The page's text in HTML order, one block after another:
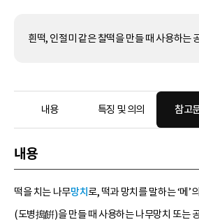
흰떡, 인절미 같은 찰떡을 만들 때 사용하는
내용 특징 및 의의 참고
내용
떡을 치는 나무망치 로, 떡과 망치를 말하는 ‘메’
(도병搗餠)을 만들 때 사용하는 나무망치 또는